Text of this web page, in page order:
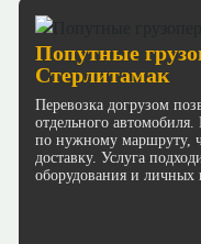
Попутные
Стерлитамак
Перевозка догрузом
отдельного
по нужному маршруту,
доставку. Услуга
оборудования и личных